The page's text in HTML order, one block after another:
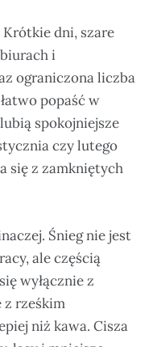
dni, szare
i
ograniczona liczba
popaść w
spokojniejsze
czy lutego
się z zamkniętych
Śnieg nie jest
ale częścią
wyłącznie z
z rześkim
niż kawa. Cisza